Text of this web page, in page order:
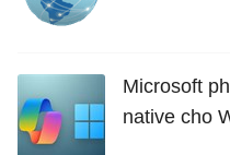
Microsoft
native cho